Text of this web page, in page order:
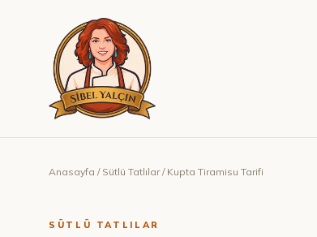
Anasayfa / Sütlü Tatlılar/ Kupta Tiramisu Tarifi
SÜTLÜ TATLILAR